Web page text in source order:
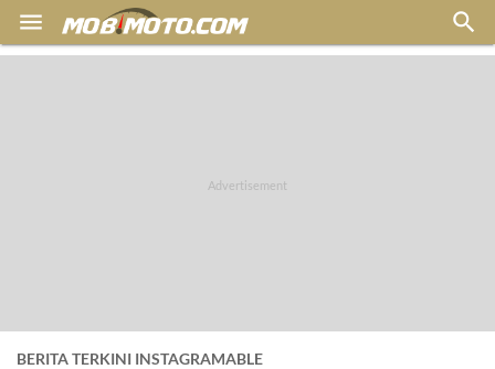
 
BERITA TERKINI INSTAGRAMABLE